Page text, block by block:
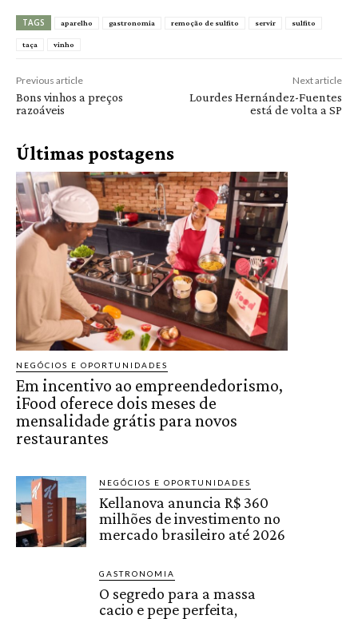
TAGS aparelho gastronomia remoção de sulfito servir sulfito
taça vinho
Previous article
Bons vinhos a preços
razoáveis
Next article
Lourdes Hernández-Fuentes
está de volta a SP
Últimas postagens
NEGÓCIOS E OPORTUNIDADES
Em incentivo ao empreendedorismo,
iFood oferece dois meses de
mensalidade grátis para novos
restaurantes
NEGÓCIOS E OPORTUNIDADES
Kellanova anuncia R$ 360
milhões de investimento no
mercado brasileiro até 2026
GASTRONOMIA
O segredo para a massa
cacio e pepe perfeita,